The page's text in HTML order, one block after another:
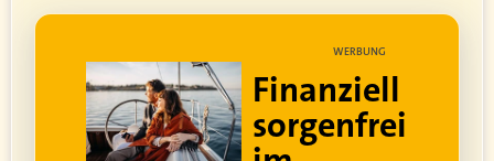
WERBUNG
Lebe dein
bestes Leben